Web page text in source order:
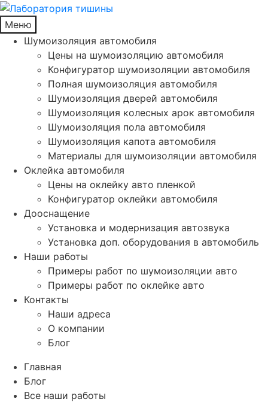
Меню
Шумоизоляция автомобиля
Цены на шумоизоляцию автомобиля
Конфигуратор шумоизоляции автомобиля
Полная шумоизоляция автомобиля
Шумоизоляция дверей автомобиля
Шумоизоляция колесных арок автомобиля
Шумоизоляция пола автомобиля
Шумоизоляция капота автомобиля
Материалы для шумоизоляции автомобиля
Оклейка автомобиля
Цены на оклейку авто пленкой
Конфигуратор оклейки автомобиля
Дооснащение
Установка и модернизация автозвука
Установка доп. оборудования в автомобиль
Наши работы
Примеры работ по шумоизоляции авто
Примеры работ по оклейке авто
Контакты
Наши адреса
О компании
Блог
Главная
Блог
Все наши работы